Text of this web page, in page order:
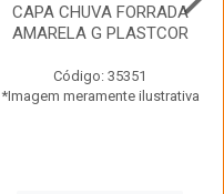
CAPA CHUVA FORRADA
AMARELA G PLASTCOR
Código: 35351
*Imagem meramente ilustrativa